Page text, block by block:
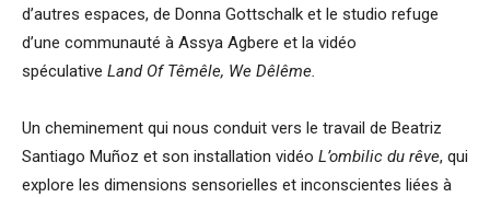
d’autres espaces, de Donna Gottschalk et le studio refuge
d’une communauté à Assya Agbere et la vidéo
spéculative Land Of Têmêle, We Dêlême.
Un cheminement qui nous conduit vers le travail de Beatriz
Santiago Muñoz et son installation vidéo L’ombilic du rêve, qui
explore les dimensions sensorielles et inconscientes liées à